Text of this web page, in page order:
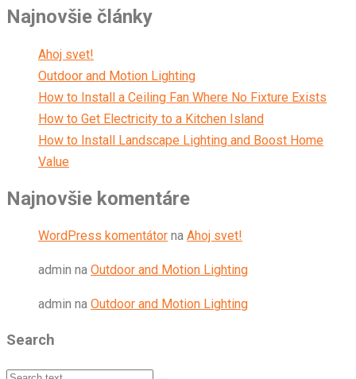
Najnovšie články
Ahoj svet!
Outdoor and Motion Lighting
How to Install a Ceiling Fan Where No Fixture Exists
How to Get Electricity to a Kitchen Island
How to Install Landscape Lighting and Boost Home
Value
Najnovšie komentáre
WordPress komentátor na Ahoj svet!
admin na Outdoor and Motion Lighting
admin na Outdoor and Motion Lighting
Search